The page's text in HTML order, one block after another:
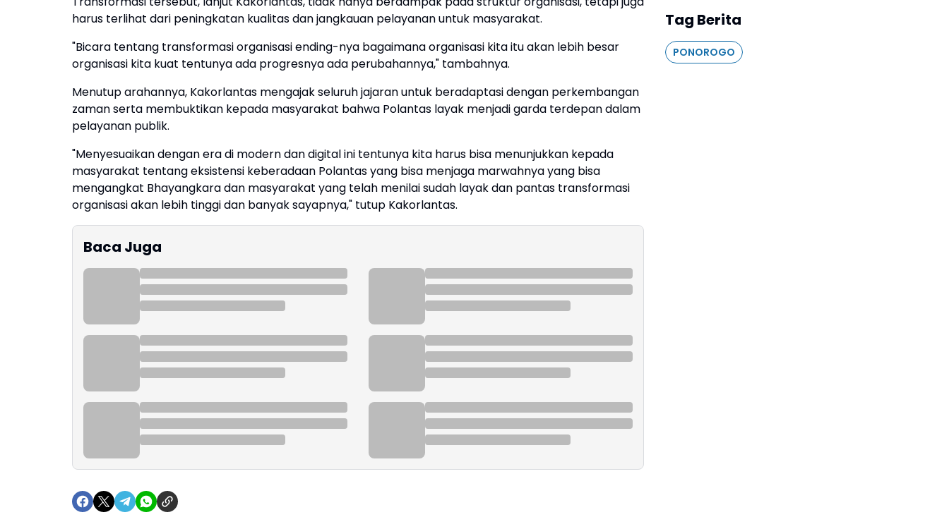
harus terlihat dari peningkatan kualitas dan jangkauan pelayanan untuk masyarakat.
"Bicara tentang transformasi organisasi ending-nya bagaimana organisasi kita itu akan lebih besar
organisasi kita kuat tentunya ada progresnya ada perubahannya," tambahnya.
Menutup arahannya, Kakorlantas mengajak seluruh jajaran untuk beradaptasi dengan perkembangan
zaman serta membuktikan kepada masyarakat bahwa Polantas layak menjadi garda terdepan dalam
pelayanan publik.
"Menyesuaikan dengan era di modern dan digital ini tentunya kita harus bisa menunjukkan kepada
masyarakat tentang eksistensi keberadaan Polantas yang bisa menjaga marwahnya yang bisa
mengangkat Bhayangkara dan masyarakat yang telah menilai sudah layak dan pantas transformasi
organisasi akan lebih tinggi dan banyak sayapnya," tutup Kakorlantas.
Baca Juga
Tag Berita
PONOROGO